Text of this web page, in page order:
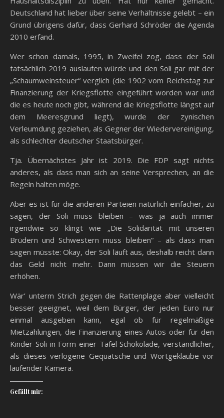
Deutschland hat lieber über seine Verhältnisse gelebt – ein
Grund übrigens dafür, dass Gerhard Schröder die Agenda
2010 erfand.
Wer schon damals, 1995, in Zweifel zog, dass der Soli
tatsächlich 2019 auslaufen würde und den Soli gar mit der
„Schaumweinsteuer“ verglich (die 1902 vom Reichstag zur
Finanzierung der Kriegsflotte eingeführt worden war und
die es heute noch gibt, während die Kriegsflotte längst auf
dem Meeresgrund liegt), wurde der zynischen
Verleumdung geziehen, als Gegner der Wiedervereinigung,
als schlechter deutscher Staatsbürger.
Tja. Übernächstes Jahr ist 2019. Die FDP sagt nichts
anderes, als dass man sich an seine Versprechen, an die
Regeln halten möge.
Aber es ist für die anderen Parteien natürlich einfacher, zu
sagen, der Soli muss bleiben – was ja auch immer
irgendwie so klingt wie „Die Solidarität mit unseren
Brüdern und Schwestern muss bleiben“ – als dass man
sagen müsste: Okay, der Soli läuft aus, deshalb reicht dann
das Geld nicht mehr. Dann müssen wir die Steuern
erhöhen.
Wär’ unterm Strich gegen die Rattenplage aber vielleicht
besser geeignet, weil dem Bürger, der jeden Euro nur
einmal ausgeben kann, egal ob für regelmäßige
Mietzahlungen, die Finanzierung eines Autos oder für den
Kinder-Soli in Form einer Tafel Schokolade, verständlicher,
als dieses verlogene Gequatsche und Wortgeklaube vor
laufender Kamera.
Gefällt mir: